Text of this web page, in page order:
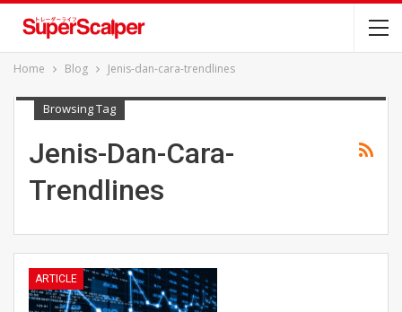
Home Blog Jenis-dan-cara-trendlines
Browsing Tag
Jenis-Dan-Cara-
Trendlines
ARTICLE